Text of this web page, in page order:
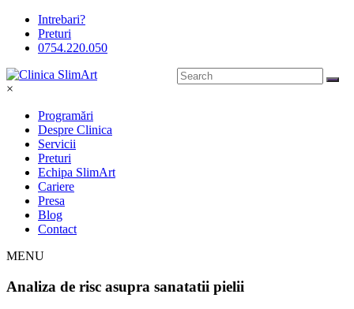
Intrebari?
Preturi
0754.220.050
×
Programări
Despre Clinica
Servicii
Preturi
Echipa SlimArt
Cariere
Presa
Blog
Contact
MENU
Analiza de risc asupra sanatatii pielii